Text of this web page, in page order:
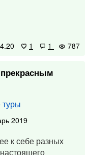
1 1 787
туры
2019
к себе разных